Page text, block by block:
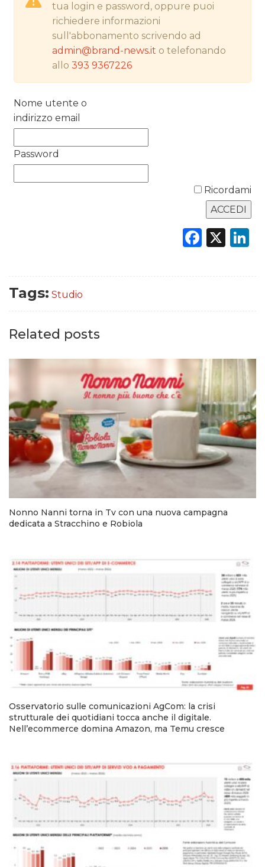
RICERCHE
PREVISIONI/SCENARI
NORMATIVE
tua login e password, oppure puoi
richiedere informazioni
sull'abbonamento scrivendo ad
admin@brand-news.it o telefonando
allo393 9367226
Nome utente o
indirizzo email
Password
Ricordami
X
Tags: Studio
Related posts
Nonno Nanni torna in Tv con una nuova campagna
dedicata a Stracchino e Robiola
Osservatorio sulle comunicazioni AgCom: la crisi
strutturale dei quotidiani tocca anche il digitale.
Nell’ecommerce domina Amazon, ma Temu cresce